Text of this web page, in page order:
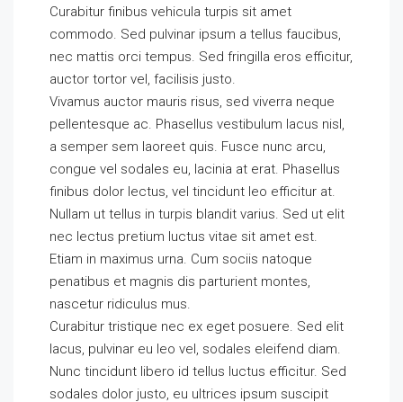
Curabitur finibus vehicula turpis sit amet
commodo. Sed pulvinar ipsum a tellus faucibus,
nec mattis orci tempus. Sed fringilla eros efficitur,
auctor tortor vel, facilisis justo.
Vivamus auctor mauris risus, sed viverra neque
pellentesque ac. Phasellus vestibulum lacus nisl,
a semper sem laoreet quis. Fusce nunc arcu,
congue vel sodales eu, lacinia at erat. Phasellus
finibus dolor lectus, vel tincidunt leo efficitur at.
Nullam ut tellus in turpis blandit varius. Sed ut elit
nec lectus pretium luctus vitae sit amet est.
Etiam in maximus urna. Cum sociis natoque
penatibus et magnis dis parturient montes,
nascetur ridiculus mus.
Curabitur tristique nec ex eget posuere. Sed elit
lacus, pulvinar eu leo vel, sodales eleifend diam.
Nunc tincidunt libero id tellus luctus efficitur. Sed
sodales dolor justo, eu ultrices ipsum suscipit